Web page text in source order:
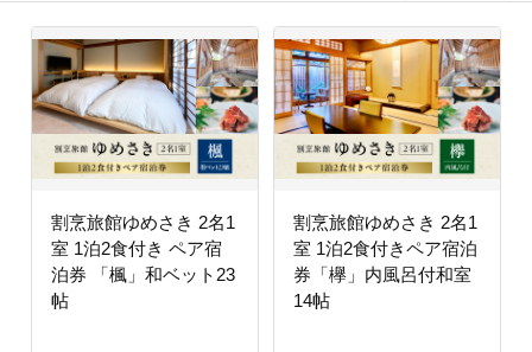
割烹旅館ゆめさき 2名1
室 1泊2食付き ペア宿
泊券 「楓」和ベット23
帖
割烹旅館ゆめさき 2名1
室 1泊2食付きペア宿泊
券「欅」内風呂付和室
14帖